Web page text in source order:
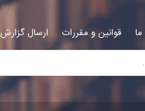
قوانین و مقررات ارسال گزارش